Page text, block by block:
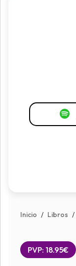
Inicio / Libros /
PVP: 18.95€